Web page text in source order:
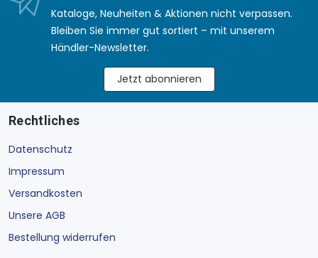
Kataloge, Neuheiten & Aktionen nicht verpassen.
Bleiben Sie immer gut sortiert – mit unserem
Händler-Newsletter.
Jetzt abonnieren
Rechtliches
Datenschutz
Impressum
Versandkosten
Unsere AGB
Bestellung widerrufen